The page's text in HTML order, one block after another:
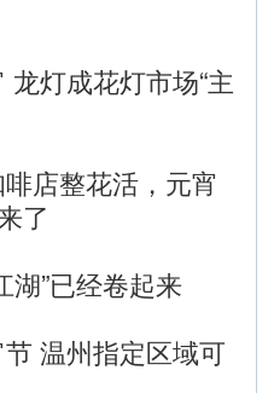
灯成花灯市场“主
店整花活，元宵
了
湖”已经卷起来
温州指定区域可